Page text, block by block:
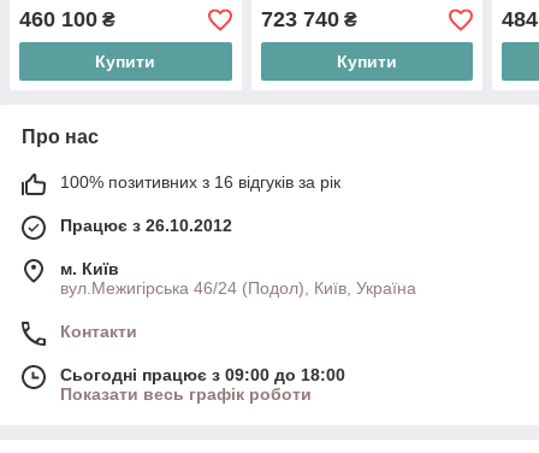
460 100 ₴
Купити
723 740₴
Купити
Про нас
100% позитивних з 16 відгуків за рік
Працює з 26.10.2012
м. Київ
вул.Межигірська 46/24 (Подол), Київ, Україна
Контакти
Сьогодні працює з 09:00 до 18:00
Показати весь графік роботи